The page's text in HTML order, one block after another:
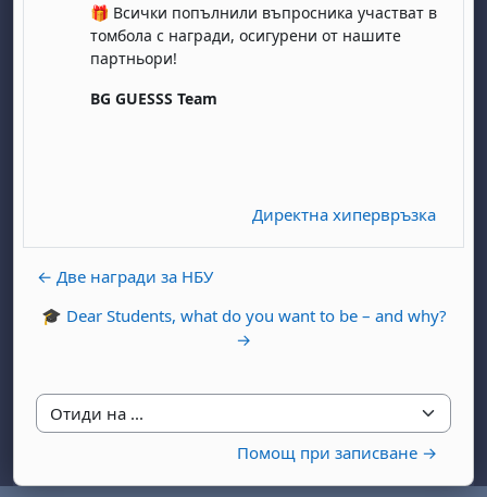
🎁 Всички попълнили въпросника участват в
томбола с награди, осигурени от нашите
партньори!
BG GUESSS Team
Директна хипервръзка
← Две награди за НБУ
🎓 Dear Students, what do you want to be – and why?
→
Отиди на ...
Помощ при записване →
август
август
15 август
неделя, 16 август